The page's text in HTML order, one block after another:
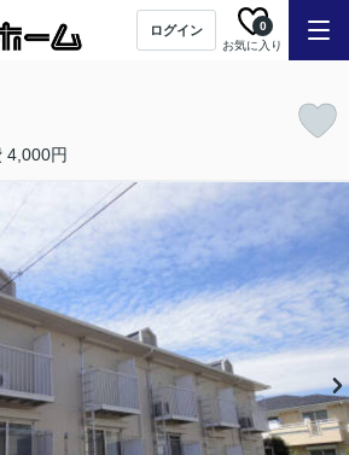
ログイン
お気に入り
0
4,000円